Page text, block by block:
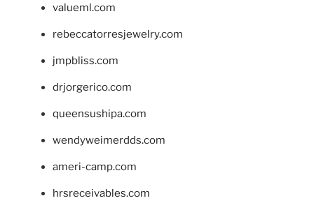
valueml.com
rebeccatorresjewelry.com
jmpbliss.com
drjorgerico.com
queensushipa.com
wendyweimerdds.com
ameri-camp.com
hrsreceivables.com